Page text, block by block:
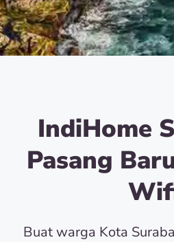
IndiHome
Pasang
Buat warga Kota